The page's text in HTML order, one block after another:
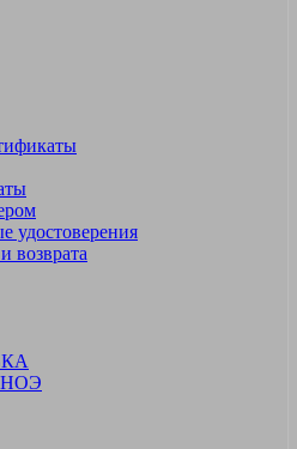
удостоверения
возврата